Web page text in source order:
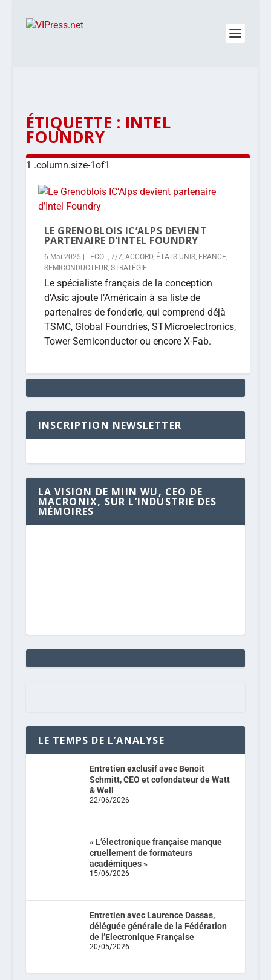
ÉTIQUETTE : INTEL
FOUNDRY
LE GRENOBLOIS IC’ALPS DEVIENT
PARTENAIRE D’INTEL FOUNDRY
6 Mai 2025| - ÉCO -, 7/7, ACCORD, ÉTATS-UNIS, FRANCE,
SEMICONDUCTEUR, STRATÉGIE
Le spécialiste français de la conception
d’Asic ajoute l’Américain à sa liste de
partenaires de fonderie, qui comprend déjà
TSMC, Global Foundries, STMicroelectronics,
Tower Semiconductor ou encore X-Fab.
INSCRIPTION NEWSLETTER
LA VISION DE MIIN WU, CEO DE
MACRONIX, SUR L’INDUSTRIE DES
MÉMOIRES
LE TEMPS DE L’ANALYSE
Entretien exclusif avec Benoit
Schmitt, CEO et cofondateur de Watt
& Well
22/06/2026
« L’électronique française manque
cruellement de formateurs
académiques »
15/06/2026
Entretien avec Laurence Dassas,
déléguée générale de la Fédération
de l’Electronique Française
20/05/2026